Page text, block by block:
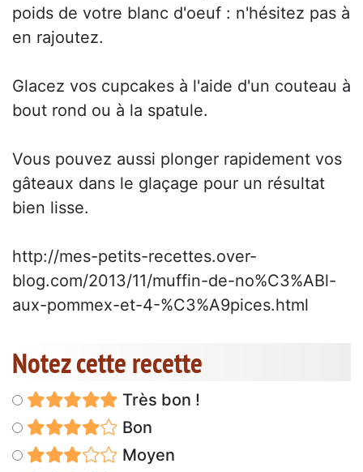
poids de votre blanc d'oeuf : n'hésitez pas à
en rajoutez.
Glacez vos cupcakes à l'aide d'un couteau à
bout rond ou à la spatule.
Vous pouvez aussi plonger rapidement vos
gâteaux dans le glaçage pour un résultat
bien lisse.
http://mes-petits-recettes.over-
blog.com/2013/11/muffin-de-no%C3%ABl-
aux-pommex-et-4-%C3%A9pices.html
Notez cette recette
Très bon !
Bon
Moyen